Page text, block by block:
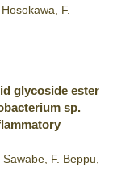
F.
glycoside ester
sp.
F. Beppu,